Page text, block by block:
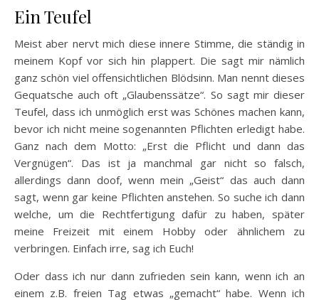
Ein Teufel
Meist aber nervt mich diese innere Stimme, die ständig in
meinem Kopf vor sich hin plappert. Die sagt mir nämlich
ganz schön viel offensichtlichen Blödsinn. Man nennt dieses
Gequatsche auch oft „Glaubenssätze“. So sagt mir dieser
Teufel, dass ich unmöglich erst was Schönes machen kann,
bevor ich nicht meine sogenannten Pflichten erledigt habe.
Ganz nach dem Motto: „Erst die Pflicht und dann das
Vergnügen“. Das ist ja manchmal gar nicht so falsch,
allerdings dann doof, wenn mein „Geist“ das auch dann
sagt, wenn gar keine Pflichten anstehen. So suche ich dann
welche, um die Rechtfertigung dafür zu haben, später
meine Freizeit mit einem Hobby oder ähnlichem zu
verbringen. Einfach irre, sag ich Euch!
Oder dass ich nur dann zufrieden sein kann, wenn ich an
einem z.B. freien Tag etwas „gemacht“ habe. Wenn ich